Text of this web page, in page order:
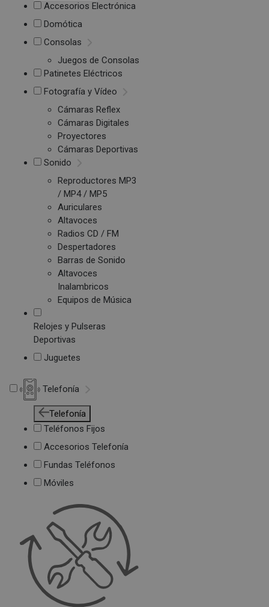
Accesorios Electrónica
Domótica
Consolas
Juegos de Consolas
Patinetes Eléctricos
Fotografía y Vídeo
Cámaras Reflex
Cámaras Digitales
Proyectores
Cámaras Deportivas
Sonido
Reproductores MP3
/ MP4 / MP5
Auriculares
Altavoces
Radios CD / FM
Despertadores
Barras de Sonido
Altavoces
Inalambricos
Equipos de Música
Relojes y Pulseras
Deportivas
Juguetes
Telefonía
Telefonía
Teléfonos Fijos
Accesorios Telefonía
Fundas Teléfonos
Móviles